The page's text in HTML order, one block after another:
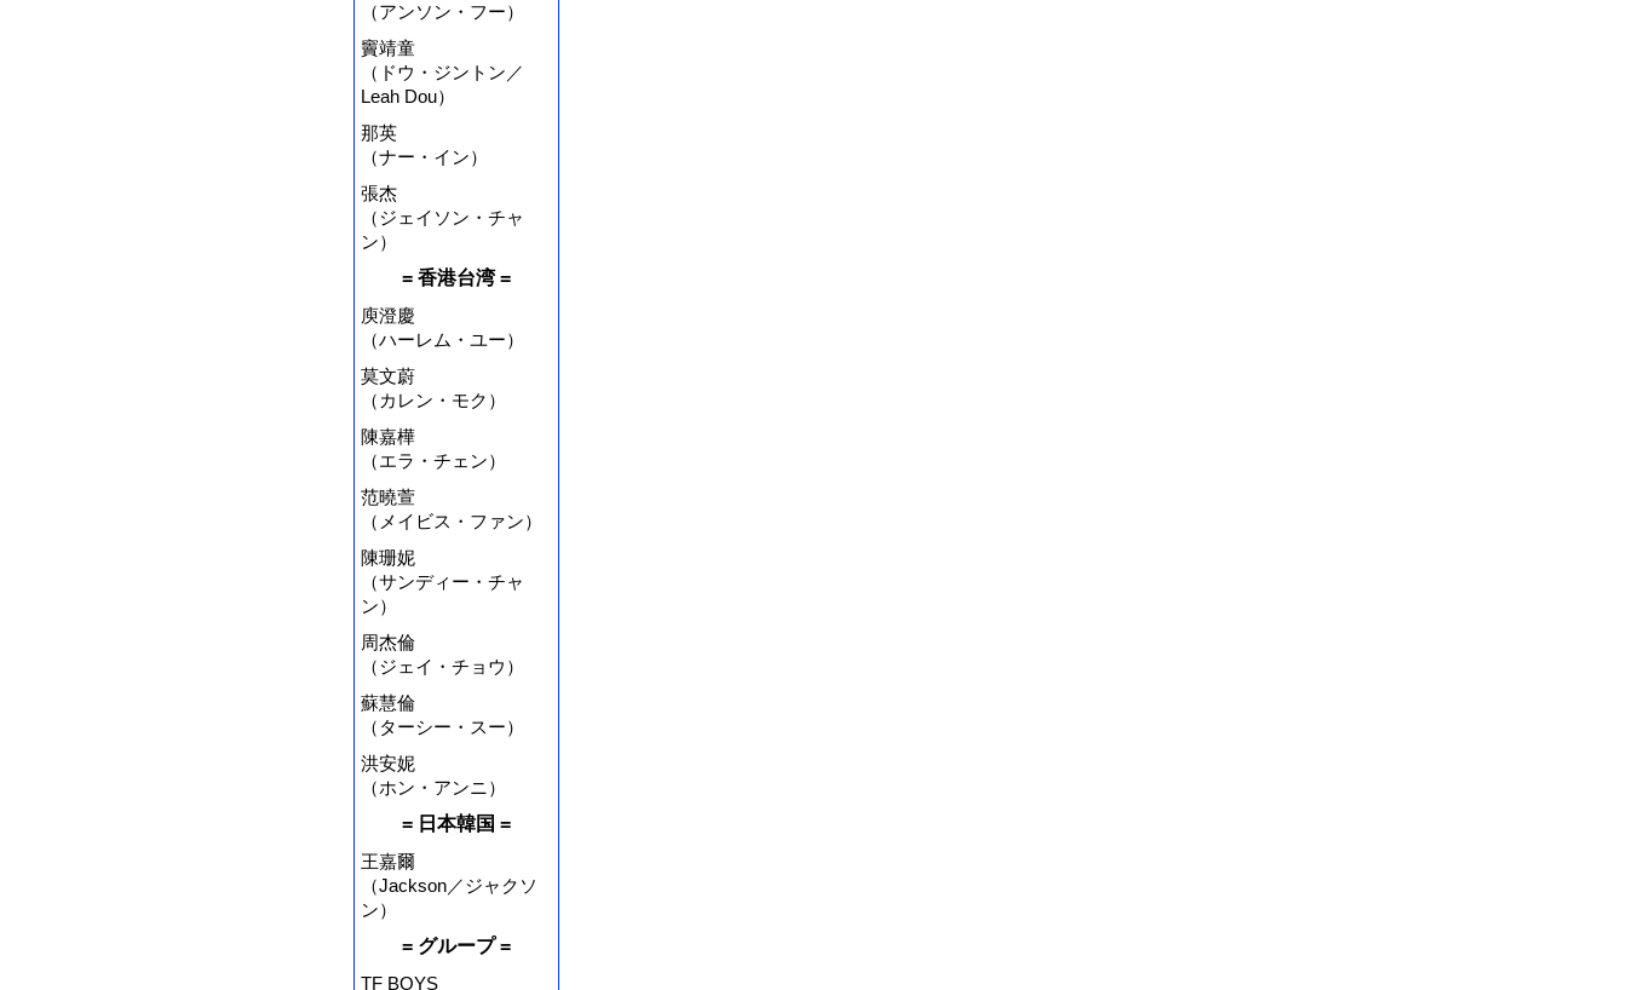
（アンソン・フー）
竇靖童
（ドウ・ジントン／
Leah Dou）
那英
（ナー・イン）
張杰
（ジェイソン・チャ
ン）
= 香港台湾 =
庾澄慶
（ハーレム・ユー）
莫文蔚
（カレン・モク）
陳嘉樺
（エラ・チェン）
范曉萱
（メイビス・ファン）
陳珊妮
（サンディー・チャ
ン）
周杰倫
（ジェイ・チョウ）
蘇慧倫
（ターシー・スー）
洪安妮
（ホン・アンニ）
= 日本韓国 =
王嘉爾
（Jackson／ジャクソ
ン）
= グループ =
TF BOYS